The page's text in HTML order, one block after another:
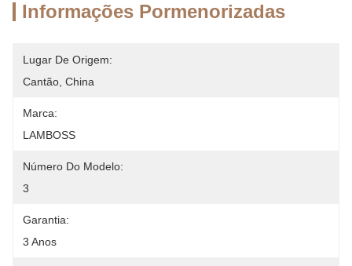
Informações Pormenorizadas
Lugar De Origem:
Cantão, China
Marca:
LAMBOSS
Número Do Modelo:
3
Garantia:
3 Anos